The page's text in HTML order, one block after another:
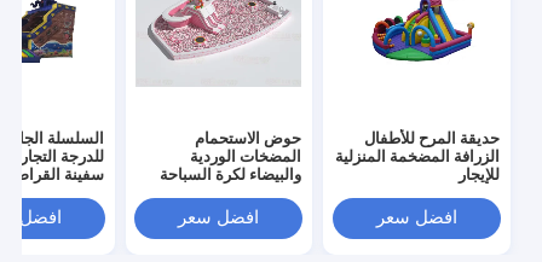
حديقة المرح للأطفال
الزرافة المضخمة المنزلية
للإيجار
افضل سعر
حوض الاستحمام
المضخات الوردية
والبيضاء لكرة السباحة
افضل سعر
السلسلة
للدرجة
سفينة القراصنة
افضل